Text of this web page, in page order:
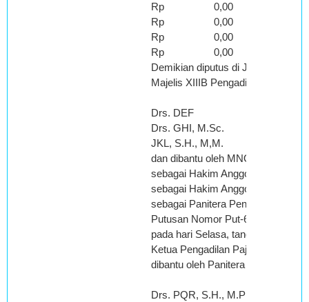
Rp 0,00
Rp 0,00
Rp 0,00
Rp 0,00
Demikian diputus di Jakarta pada
Majelis XIIIB Pengadilan Pajak,
Drs. DEF
Drs. GHI, M.Sc.
JKL, S.H., M,M.
dan dibantu oleh MNO, S.E.,
sebagai Hakim Anggota,
sebagai Hakim Anggota,
sebagai Panitera Pengganti,
Putusan Nomor Put-64224/PP/
pada hari Selasa, tanggal 29
Ketua Pengadilan Pajak Nomor
dibantu oleh Panitera Pengganti
Drs. PQR, S.H., M.PKN